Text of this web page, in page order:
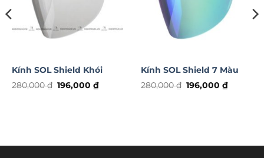
Kính SOL Shield Khói
280,000₫ Giá
gốc
196,000₫Giá
Kính SOL Shield 7 Màu
280,000₫ Giá
gốc
196,000₫Giá